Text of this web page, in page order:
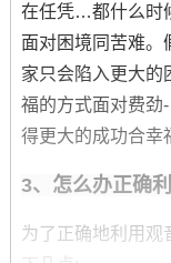
在任凭…都什么时
面对困境同苦难。
家只会陷入更大的
福的方式面对费劲
得更大的成功合幸
3、怎么办正确
为了正确地利用观